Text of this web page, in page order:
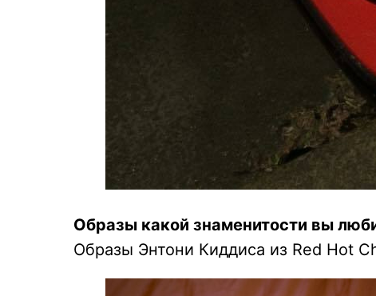
Образы какой знаменитости вы
Образы Энтони Киддиса из Red Hot